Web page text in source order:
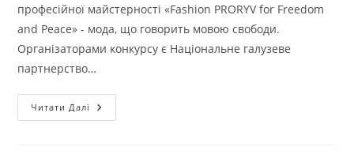
професійної майстерності «Fashion PRORYV for Freedom
and Peace» - мода, що говорить мовою свободи.
Організаторами конкурсу є Національне галузеве
партнерство…
Читати Далі ВІТАЄМО
АСПІРАНТА